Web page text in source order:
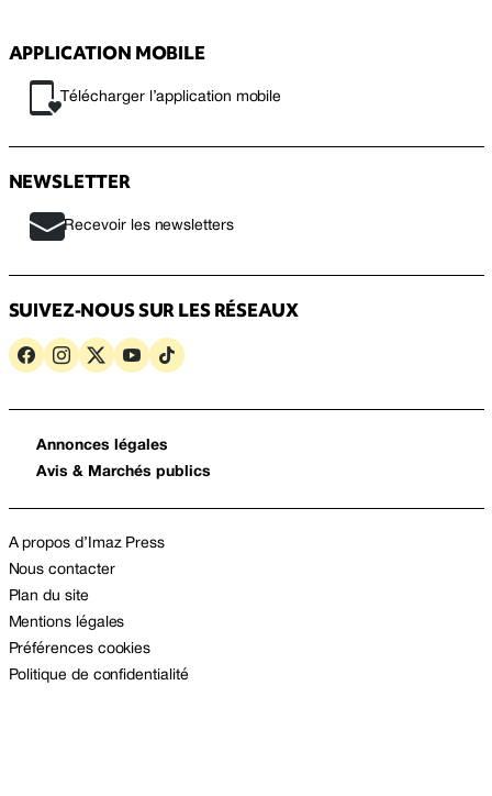
APPLICATION MOBILE
Télécharger l’application mobile
NEWSLETTER
Recevoir les newsletters
SUIVEZ-NOUS SUR LES RÉSEAUX
Annonces légales
Avis & Marchés publics
A propos d’Imaz Press
Nous contacter
Plan du site
Mentions légales
Préférences cookies
Politique de confidentialité